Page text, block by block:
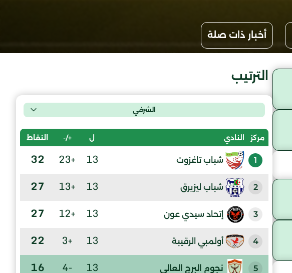
أخبار ذات صلة
الترتيب
الشرفي
مركز النادي ل +/- النقاط
1 شباب تاغزوت 13
+23
32
2 شباب ليزيرق 13
+13
27
3 إتحاد سيدي عون 13
+12
27
4 أولمبي الرقيبة 13
+3
22
5 نجوم البرج العالي 13
-4
16